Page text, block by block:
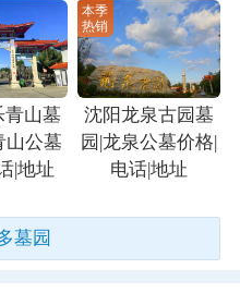
青山墓
山公墓
|地址
本季
热销
沈阳龙泉古园墓
园|龙泉公墓价格|
电话|地址
墓园